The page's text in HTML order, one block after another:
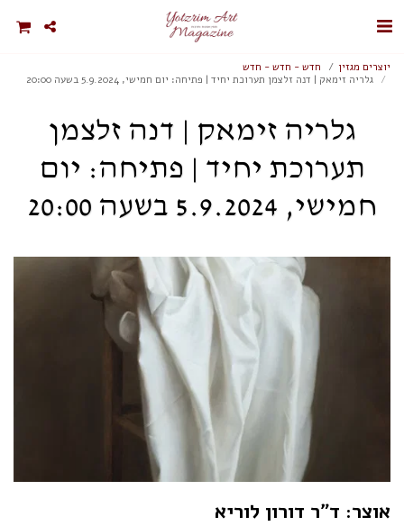
יוצרים מגזין
חדש - חדש - חדש
גלריה זימאק | דנה זלצמן תערוכת יחיד | פתיחה: יום חמישי, 5.9.2024 בשעה 20:00
גלריה זימאק | דנה זלצמן
תערוכת יחיד | פתיחה: יום
חמישי, 5.9.2024 בשעה 20:00
אוצר: ד״ר דורון לוריא